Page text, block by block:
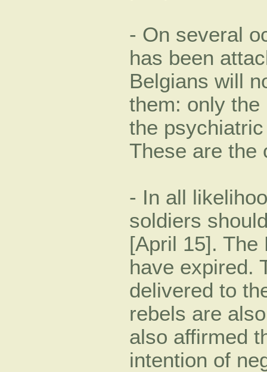
- On several
has been
Belgians will
them: only the
the
These are the
- In all
soldiers
[April 15]. The
have expired.
delivered to
rebels are
also affirmed
intention of